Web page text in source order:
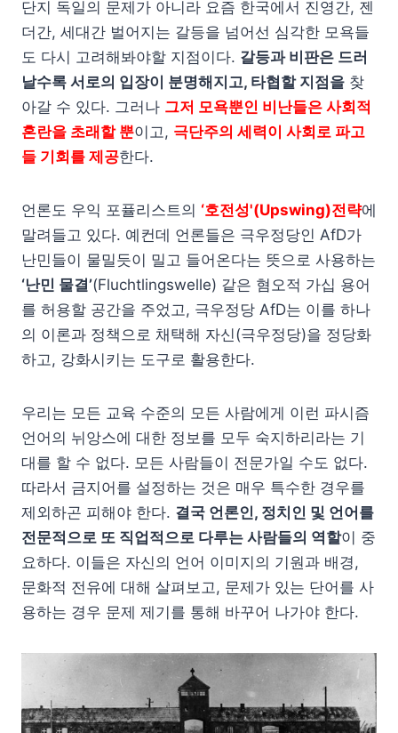
단지 독일의 문제가 아니라 요즘 한국에서 진영간, 젠
더간, 세대간 벌어지는 갈등을 넘어선 심각한 모욕들
도 다시 고려해봐야할 지점이다. 갈등과 비판은 드러
날수록 서로의 입장이 분명해지고, 타협할 지점을 찾
아갈 수 있다. 그러나 그저 모욕뿐인 비난들은 사회적
혼란을 초래할 뿐이고, 극단주의 세력이 사회로 파고
들 기회를 제공한다.
언론도 우익 포퓰리스트의 ‘호전성'(Upswing)전략에
말려들고 있다. 예컨데 언론들은 극우정당인 AfD가
난민들이 물밀듯이 밀고 들어온다는 뜻으로 사용하는
‘난민 물결’(Fluchtlingswelle) 같은 혐오적 가십 용어
를 허용할 공간을 주었고, 극우정당 AfD는 이를 하나
의 이론과 정책으로 채택해 자신(극우정당)을 정당화
하고, 강화시키는 도구로 활용한다.
우리는 모든 교육 수준의 모든 사람에게 이런 파시즘
언어의 뉘앙스에 대한 정보를 모두 숙지하리라는 기
대를 할 수 없다. 모든 사람들이 전문가일 수도 없다.
따라서 금지어를 설정하는 것은 매우 특수한 경우를
제외하곤 피해야 한다. 결국 언론인, 정치인 및 언어를
전문적으로 또 직업적으로 다루는 사람들의 역할이 중
요하다. 이들은 자신의 언어 이미지의 기원과 배경,
문화적 전유에 대해 살펴보고, 문제가 있는 단어를 사
용하는 경우 문제 제기를 통해 바꾸어 나가야 한다.